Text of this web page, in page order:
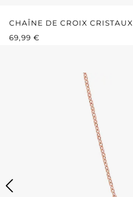
CHAÎNE DE CROIX CRISTAUX
PRIX RÉGULIER :
69,99 €